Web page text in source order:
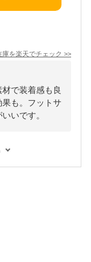
庫を楽天でチェック >>
で装着感も良
果も。フットサ
いです。